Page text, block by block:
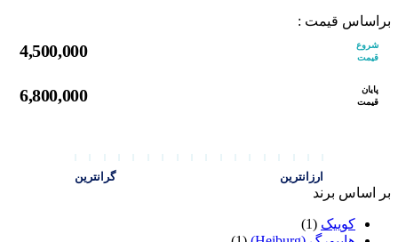
براساس قیمت :
شروع
قیمت
4,500,000
پایان
قیمت
6,800,000
ارزانترین گرانترین
بر اساس برند
کويیک (1)